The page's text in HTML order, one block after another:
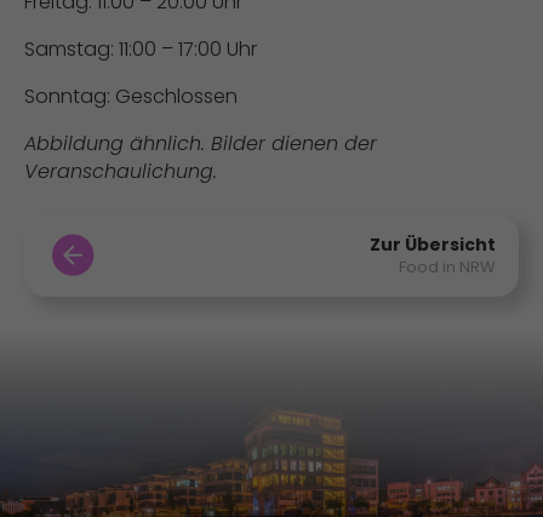
Samstag: 11:00 – 17:00 Uhr
Sonntag: Geschlossen
Abbildung ähnlich. Bilder dienen der
Veranschaulichung.
Zur Übersicht
Food in NRW